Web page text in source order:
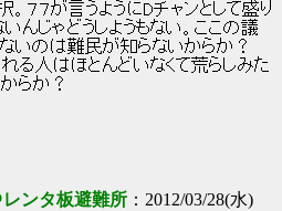
７７が言うようにDチャンとして盛り
んじゃどうしようもない。ここの議
いのは難民が知らないからか？
る人はほとんどいなくて荒らしみた
らか？
ンタ板避難所 ：2012/03/28(水)